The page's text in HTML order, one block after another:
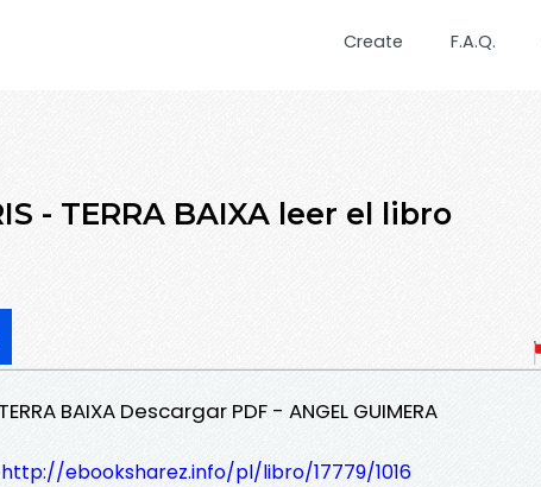
Create F.A.Q.
- TERRA BAIXA leer el libro
BAIXA Descargar PDF - ANGEL GUIMERA
http://ebooksharez.info/pl/libro/17779/1016